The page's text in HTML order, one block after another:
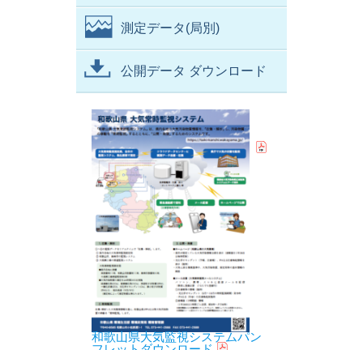
測定データ(局別)
公開データ ダウンロード
和歌山県大気監視システムパン